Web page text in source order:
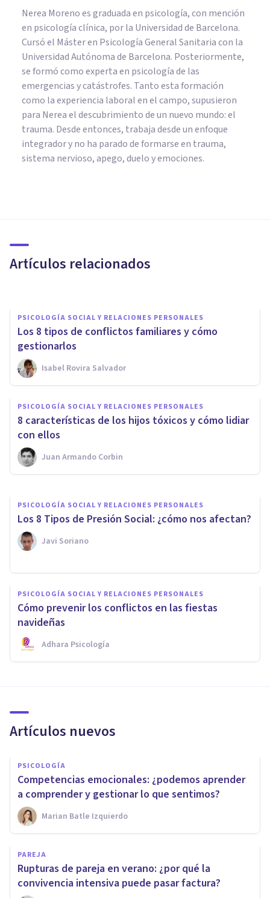
Nerea Moreno es graduada en psicología, con mención
en psicología clínica, por la Universidad de Barcelona.
Cursó el Máster en Psicología General Sanitaria con la
Universidad Autónoma de Barcelona. Posteriormente,
se formó como experta en psicología de las
emergencias y catástrofes. Tanto esta formación
como la experiencia laboral en el campo, supusieron
para Nerea el descubrimiento de un nuevo mundo: el
trauma. Desde entonces, trabaja desde un enfoque
integrador y no ha parado de formarse en trauma,
sistema nervioso, apego, duelo y emociones.
Artículos relacionados
la Familia?
PSICOLOGÍA SOCIAL Y RELACIONES PERSONALES
Los 8 tipos de conflictos familiares y cómo
gestionarlos
Isabel Rovira Salvador
PSICOLOGÍA SOCIAL Y RELACIONES PERSONALES
​8 características de los hijos tóxicos y cómo lidiar
con ellos
Juan Armando Corbin
​Los 15 tipos de conflictos (y
cómo resolverlos)
Juan Armando Corbin
PSICOLOGÍA SOCIAL Y RELACIONES PERSONALES
Los 8 Tipos de Presión Social: ¿cómo nos afectan?
Javi Soriano
PSICOLOGÍA SOCIAL Y RELACIONES PERSONALES
Cómo prevenir los conflictos en las fiestas
navideñas
Adhara Psicología
Artículos nuevos
PSICOLOGÍA
Competencias emocionales: ¿podemos aprender
a comprender y gestionar lo que sentimos?
Marian Batle Izquierdo
PAREJA
Rupturas de pareja en verano: ¿por qué la
convivencia intensiva puede pasar factura?